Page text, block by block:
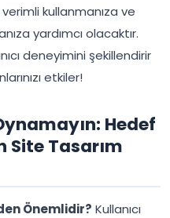
kullanmanıza ve
yardımcı olacaktır.
deneyimini şekillendirir
etkiler!
Hedef
Site Tasarım
Önemlidir? Kullanıcı